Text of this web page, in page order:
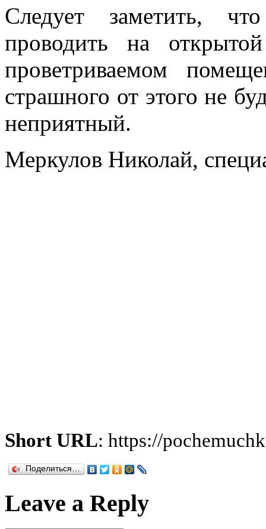
Следует заметить,
проводить на
проветриваемом
страшного от этого не
неприятный.
Меркулов Николай,
Short URL: https://
Поделиться…
Leave a Reply